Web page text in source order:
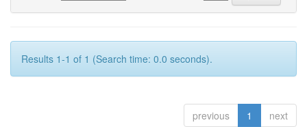
Results 1-1 of 1 (Search time: 0.0 seconds).
previous 1 next